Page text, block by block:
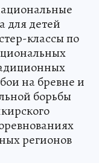
для детей
классы по
на бревне и
борьбы
регионов